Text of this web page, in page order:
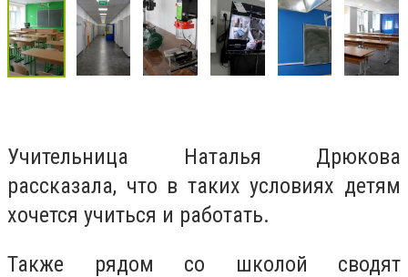
Учительница Наталья Дрюкова
рассказала, что в таких условиях детям
хочется учиться и работать.
Также рядом со школой сводят